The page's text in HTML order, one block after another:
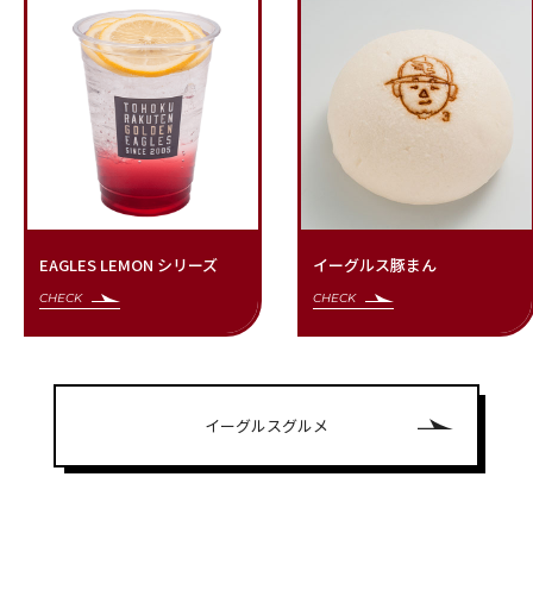
EAGLES LEMON シリーズ
CHECK
イーグルス豚まん
CHECK
イーグルスグルメ